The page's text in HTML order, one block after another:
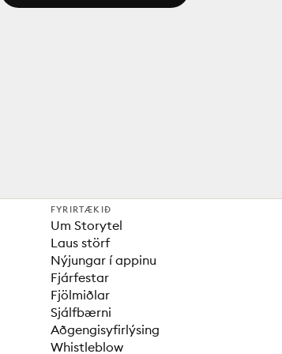
FYRIRTÆKIÐ
Um Storytel
Laus störf
Nýjungar í appinu
Fjárfestar
Fjölmiðlar
Sjálfbærni
Aðgengisyfirlýsing
Whistleblow